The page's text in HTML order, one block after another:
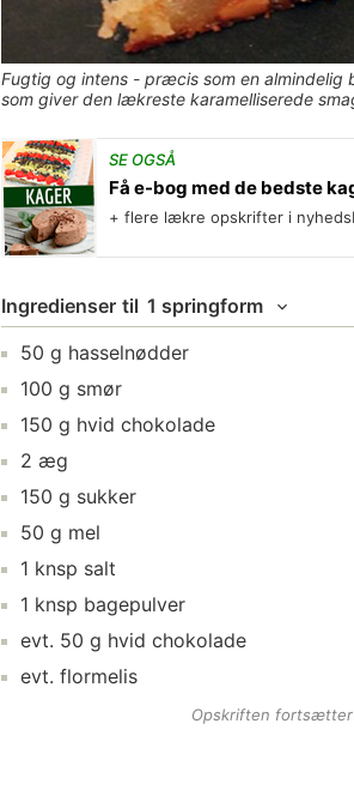
Fugtig og intens - præcis som en almindelig
som giver den lækreste karamelliserede
SE OGSÅ
Få e-bog med de bedste
+ flere lækre opskrifter i
Ingredienser til 1 springform
50 g hasselnødder
100 g smør
150 g hvid chokolade
2 æg
150 g sukker
50 g mel
1 knsp salt
1 knsp bagepulver
evt. 50 g hvid chokolade
evt. flormelis
Opskriften fortsætter